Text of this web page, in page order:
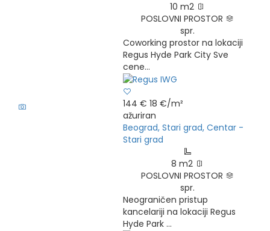
10 m2
POSLOVNI PROSTOR
spr.
Coworking prostor na lokaciji
Regus Hyde Park City Sve
cene...
144 € 18 €/m²
ažuriran
Beograd, Stari grad, Centar -
Stari grad
8 m2
POSLOVNI PROSTOR
spr.
Neograničen pristup
kancelariji na lokaciji Regus
Hyde Park ...